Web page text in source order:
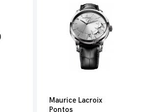
Maurice Lacroix
Pontos